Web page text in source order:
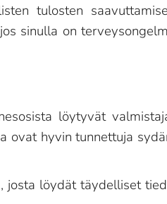
tulosten
sinulla on
löytyvät
ovat hyvin tunnettuja
josta löydät täydelliset